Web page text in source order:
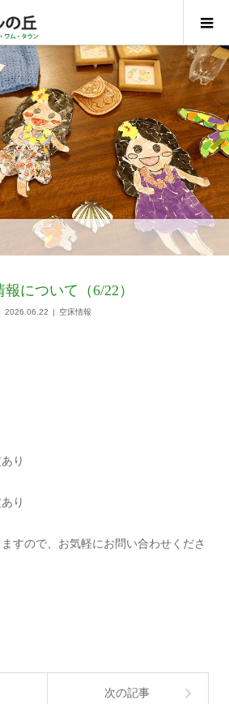
報について（6/22）
2026.06.22 空床情報
り
り
すので、お気軽にお問い合わせくださ
次の記事